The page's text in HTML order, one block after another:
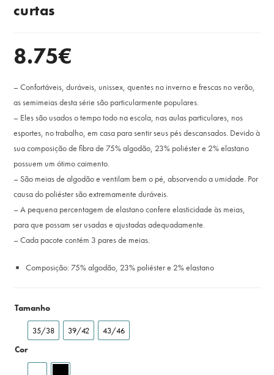
curtas
8.75€
– Confortáveis, duráveis, unissex, quentes no inverno e frescas no verão,
as semimeias desta série são particularmente populares.
– Eles são usados ​​o tempo todo na escola, nas aulas particulares, nos
esportes, no trabalho, em casa para sentir seus pés descansados. Devido à
sua composição de fibra de 75% algodão, 23% poliéster e 2% elastano
possuem um ótimo caimento.
– São meias de algodão e ventilam bem o pé, absorvendo a umidade. Por
causa do poliéster são extremamente duráveis.
– A pequena percentagem de elastano confere elasticidade às meias,
para que possam ser usadas e ajustadas adequadamente.
– Cada pacote contém 3 pares de meias.
Composição: 75% algodão, 23% poliéster e 2% elastano
Tamanho
35/38 39/42 43/46
Cor